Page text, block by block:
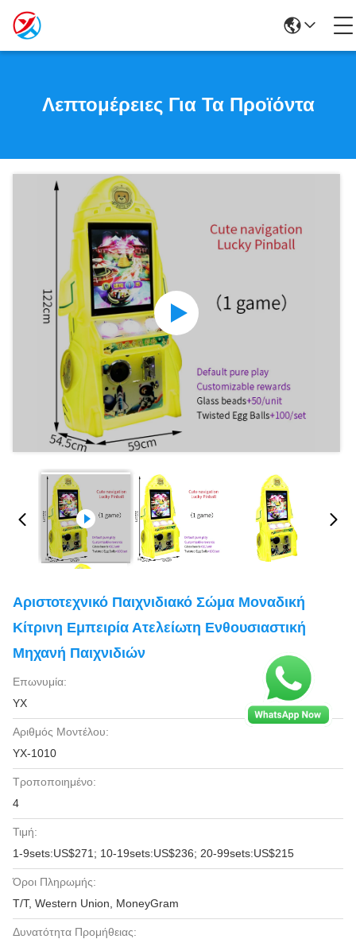
Λεπτομέρειες Για Τα Προϊόντα
Αριστοτεχνικό Παιχνιδιακό Σώμα Μοναδική
Κίτρινη Εμπειρία Ατελείωτη Ενθουσιαστική
Μηχανή Παιχνιδιών
Επωνυμία:
YX
Αριθμός Μοντέλου:
YX-1010
Τροποποιημένο:
4
Τιμή:
1-9sets:US$271; 10-19sets:US$236; 20-99sets:US$215
Όροι Πληρωμής:
T/T, Western Union, MoneyGram
Δυνατότητα Προμήθειας: